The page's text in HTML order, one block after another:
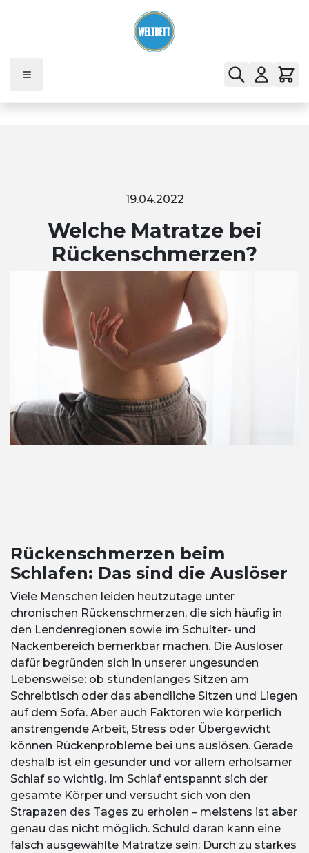
19.04.2022
Welche Matratze bei
Rückenschmerzen?
Rückenschmerzen beim
Schlafen: Das sind die Auslöser
Viele Menschen leiden heutzutage unter
chronischen Rückenschmerzen, die sich häufig in
den Lendenregionen sowie im Schulter- und
Nackenbereich bemerkbar machen. Die Auslöser
dafür begründen sich in unserer ungesunden
Lebensweise: ob stundenlanges Sitzen am
Schreibtisch oder das abendliche Sitzen und Liegen
auf dem Sofa. Aber auch Faktoren wie körperlich
anstrengende Arbeit, Stress oder Übergewicht
können Rückenprobleme bei uns auslösen. Gerade
deshalb ist ein gesunder und vor allem erholsamer
Schlaf so wichtig. Im Schlaf entspannt sich der
gesamte Körper und versucht sich von den
Strapazen des Tages zu erholen – meistens ist aber
genau das nicht möglich. Schuld daran kann eine
falsch ausgewählte Matratze sein: Durch zu starkes